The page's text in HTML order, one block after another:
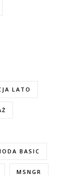
LATO
BASIC
MSNGR